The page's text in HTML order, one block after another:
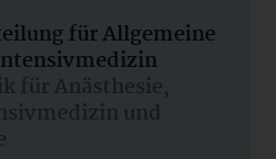
für Allgemeine
für Anästhesie,
und